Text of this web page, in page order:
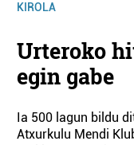
KIROLA
Urteroko
egin gabe
Ia 500 lagun bildu
Atxurkulu Mendi